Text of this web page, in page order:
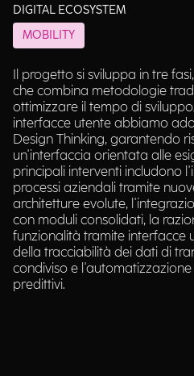
DIGITAL ECOSYSTEM
MOBILITY
Il progetto si sviluppa in tre
che combina metodologie
ottimizzare il tempo di
interfacce utente abbiamo
Design Thinking, garantendo
un'interfaccia orientata alle
principali interventi includono
processi aziendali tramite
architetture evolute,
con moduli consolidati, la
funzionalità tramite interfacce
della tracciabilità dei dati di
condiviso e
predittivi.